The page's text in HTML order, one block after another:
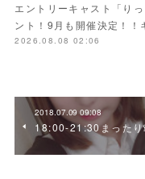
エントリーキャスト「り
ント！9月も開催決定！
2026.08.08 02:06
2018.07.09 09:08
18:00-21:30まったり